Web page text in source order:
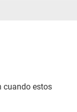
cuando estos